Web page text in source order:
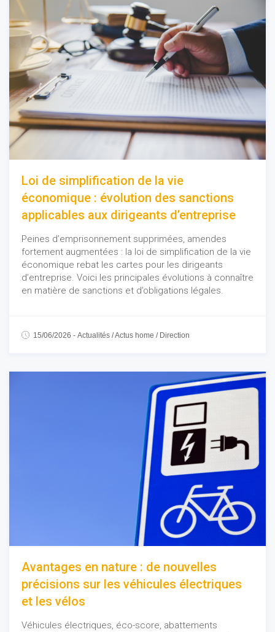
Loi de simplification de la vie
économique : évolution des sanctions
applicables aux dirigeants d’entreprise
Peines d’emprisonnement supprimées, amendes
fortement augmentées : la loi de simplification de la vie
économique rebat les cartes pour les dirigeants
d’entreprise. Voici les principales évolutions à connaître
en matière de sanctions et d’obligations légales.
15/06/2026 - Actualités /Actus home / Direction
Avantages en nature : de nouvelles
précisions sur les véhicules électriques
et les vélos
Véhicules électriques, éco-score, abattements